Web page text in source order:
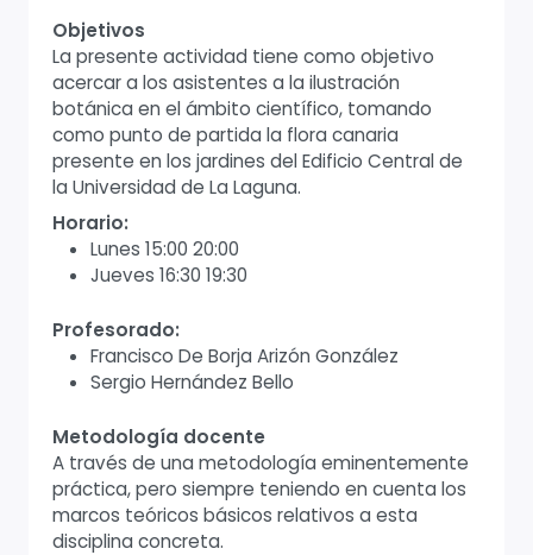
Objetivos
La presente actividad tiene como objetivo
acercar a los asistentes a la ilustración
botánica en el ámbito científico, tomando
como punto de partida la flora canaria
presente en los jardines del Edificio Central de
la Universidad de La Laguna.
Horario:
Lunes 15:00 20:00
Jueves 16:30 19:30
Profesorado:
Francisco De Borja Arizón González
Sergio Hernández Bello
Metodología docente
A través de una metodología eminentemente
práctica, pero siempre teniendo en cuenta los
marcos teóricos básicos relativos a esta
disciplina concreta.